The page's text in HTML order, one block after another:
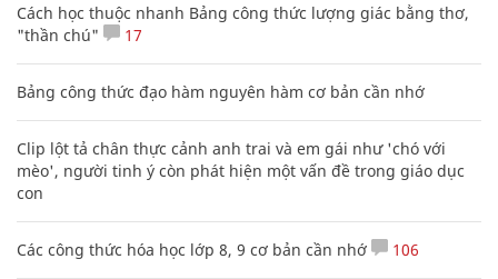
Cách học thuộc nhanh Bảng công thức lượng giác bằng thơ,
"thần chú"
17
Bảng công thức đạo hàm nguyên hàm cơ bản cần nhớ
Clip lột tả chân thực cảnh anh trai và em gái như 'chó với
mèo', người tinh ý còn phát hiện một vấn đề trong giáo dục
con
Các công thức hóa học lớp 8, 9 cơ bản cần nhớ 106